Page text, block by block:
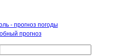
- прогноз погоды
прогноз